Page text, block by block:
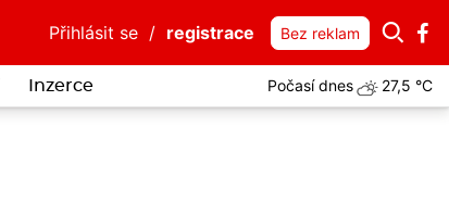
Přihlásit se / registrace Bez reklam
Inzerce Počasí dnes 27,5 °C